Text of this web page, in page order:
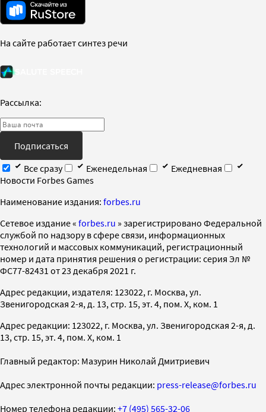
На сайте работает синтез речи
Рассылка:
Подписаться
Все сразу
Еженедельная
Ежедневная
Новости Forbes Games
Наименование издания: forbes.ru
Cетевое издание « forbes.ru » зарегистрировано Федеральной
службой по надзору в сфере связи, информационных
технологий и массовых коммуникаций, регистрационный
номер и дата принятия решения о регистрации: серия Эл №
ФС77-82431 от 23 декабря 2021 г.
Адрес редакции, издателя: 123022, г. Москва, ул.
Звенигородская 2-я, д. 13, стр. 15, эт. 4, пом. X, ком. 1
Адрес редакции: 123022, г. Москва, ул. Звенигородская 2-я, д.
13, стр. 15, эт. 4, пом. X, ком. 1
Главный редактор: Мазурин Николай Дмитриевич
Адрес электронной почты редакции: press-release@forbes.ru
Номер телефона редакции: +7 (495) 565-32-06